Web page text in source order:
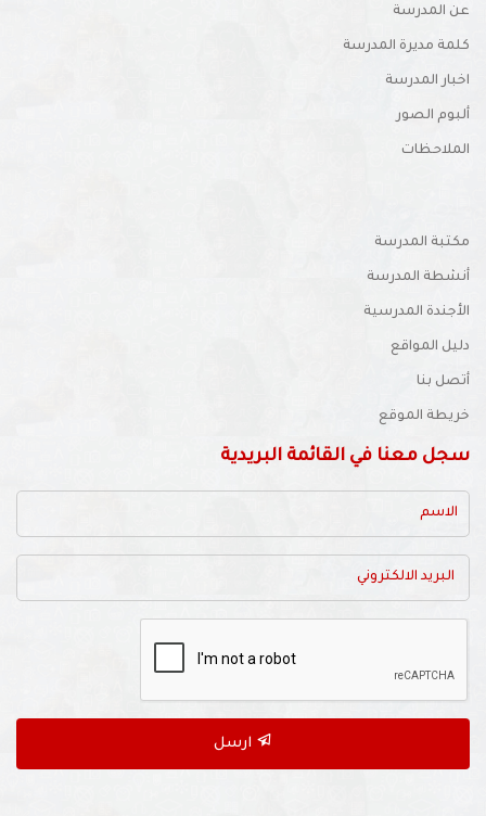
عن المدرسة
كلمة مديرة المدرسة
اخبار المدرسة
ألبوم الصور
الملاحظات
مكتبة المدرسة
أنشطة المدرسة
الأجندة المدرسية
دليل المواقع
أتصل بنا
خريطة الموقع
سجل معنا في القائمة البريدية